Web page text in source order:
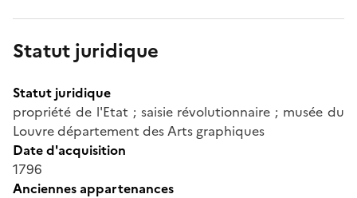
Statut juridique
Statut juridique
propriété de l'Etat ; saisie révolutionnaire ; musée du
Louvre département des Arts graphiques
Date d'acquisition
1796
Anciennes appartenances